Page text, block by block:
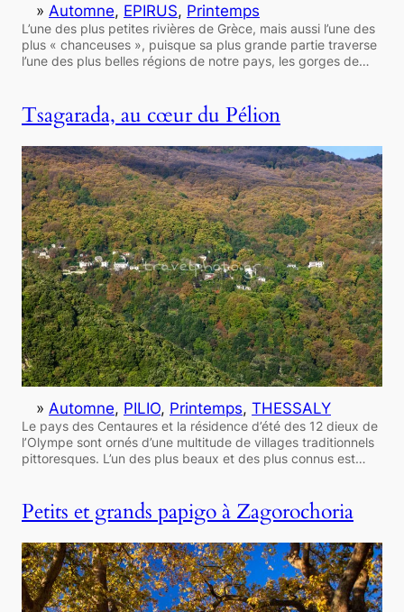
» Automne, EPIRUS, Printemps
L’une des plus petites rivières de Grèce, mais aussi l’une des
plus « chanceuses », puisque sa plus grande partie traverse
l’une des plus belles régions de notre pays, les gorges de…
Tsagarada, au cœur du Pélion
» Automne, PILIO, Printemps, THESSALY
Le pays des Centaures et la résidence d’été des 12 dieux de
l’Olympe sont ornés d’une multitude de villages traditionnels
pittoresques. L’un des plus beaux et des plus connus est…
Petits et grands papigo à Zagorochoria